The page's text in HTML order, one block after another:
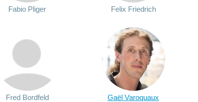
Fabio Pliger Felix Friedrich
Fred Bordfeld Gaël Varoquaux